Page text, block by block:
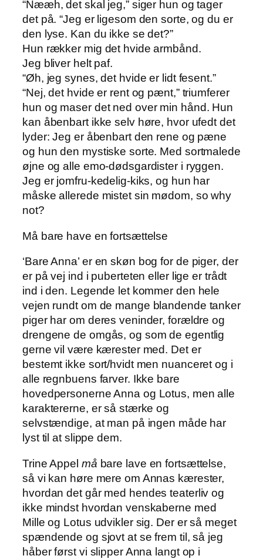
“Nææh, det skal jeg,” siger hun og tager
det på. “Jeg er ligesom den sorte, og du er
den lyse. Kan du ikke se det?”
Hun rækker mig det hvide armbånd.
Jeg bliver helt paf.
“Øh, jeg synes, det hvide er lidt fesent.”
“Nej, det hvide er rent og pænt,” triumferer
hun og maser det ned over min hånd. Hun
kan åbenbart ikke selv høre, hvor ufedt det
lyder: Jeg er åbenbart den rene og pæne
og hun den mystiske sorte. Med sortmalede
øjne og alle emo-dødsgardister i ryggen.
Jeg er jomfru-kedelig-kiks, og hun har
måske allerede mistet sin mødom, so why
not?
Må bare have en fortsættelse
‘Bare Anna’ er en skøn bog for de piger, der
er på vej ind i puberteten eller lige er trådt
ind i den. Legende let kommer den hele
vejen rundt om de mange blandende tanker
piger har om deres veninder, forældre og
drengene de omgås, og som de egentlig
gerne vil være kærester med. Det er
bestemt ikke sort/hvidt men nuanceret og i
alle regnbuens farver. Ikke bare
hovedpersonerne Anna og Lotus, men alle
karaktererne, er så stærke og
selvstændige, at man på ingen måde har
lyst til at slippe dem.
Trine Appel må bare lave en fortsættelse,
så vi kan høre mere om Annas kærester,
hvordan det går med hendes teaterliv og
ikke mindst hvordan venskaberne med
Mille og Lotus udvikler sig. Der er så meget
spændende og sjovt at se frem til, så jeg
håber først vi slipper Anna langt op i